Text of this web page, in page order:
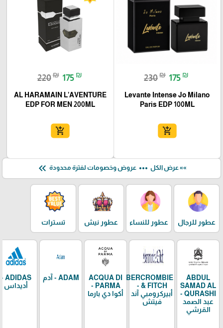
230₪ 175 ₪
Levante Intense Jo Milano
Paris EDP 100ML
add_shopping_cart
220₪ 175 ₪
AL HARAMAIN L’AVENTURE
EDP FOR MEN 200ML
add_shopping_cart
»» عرض الكل more_horiz عروض وخصومات لفترة محدودة keyboard_double_arrow_left
عطور للرجال عطور للنساء عطور نيش تسترات
ABDUL
SAMAD AL
QURASHI -
عبد الصمد
القرشي
ABERCROMBIE
& FITCH -
أبيركرومبي آند
فيتش
ACQUA DI
PARMA -
أكوا دي بارما
ADAM - آدم
ADIDAS -
أديداس